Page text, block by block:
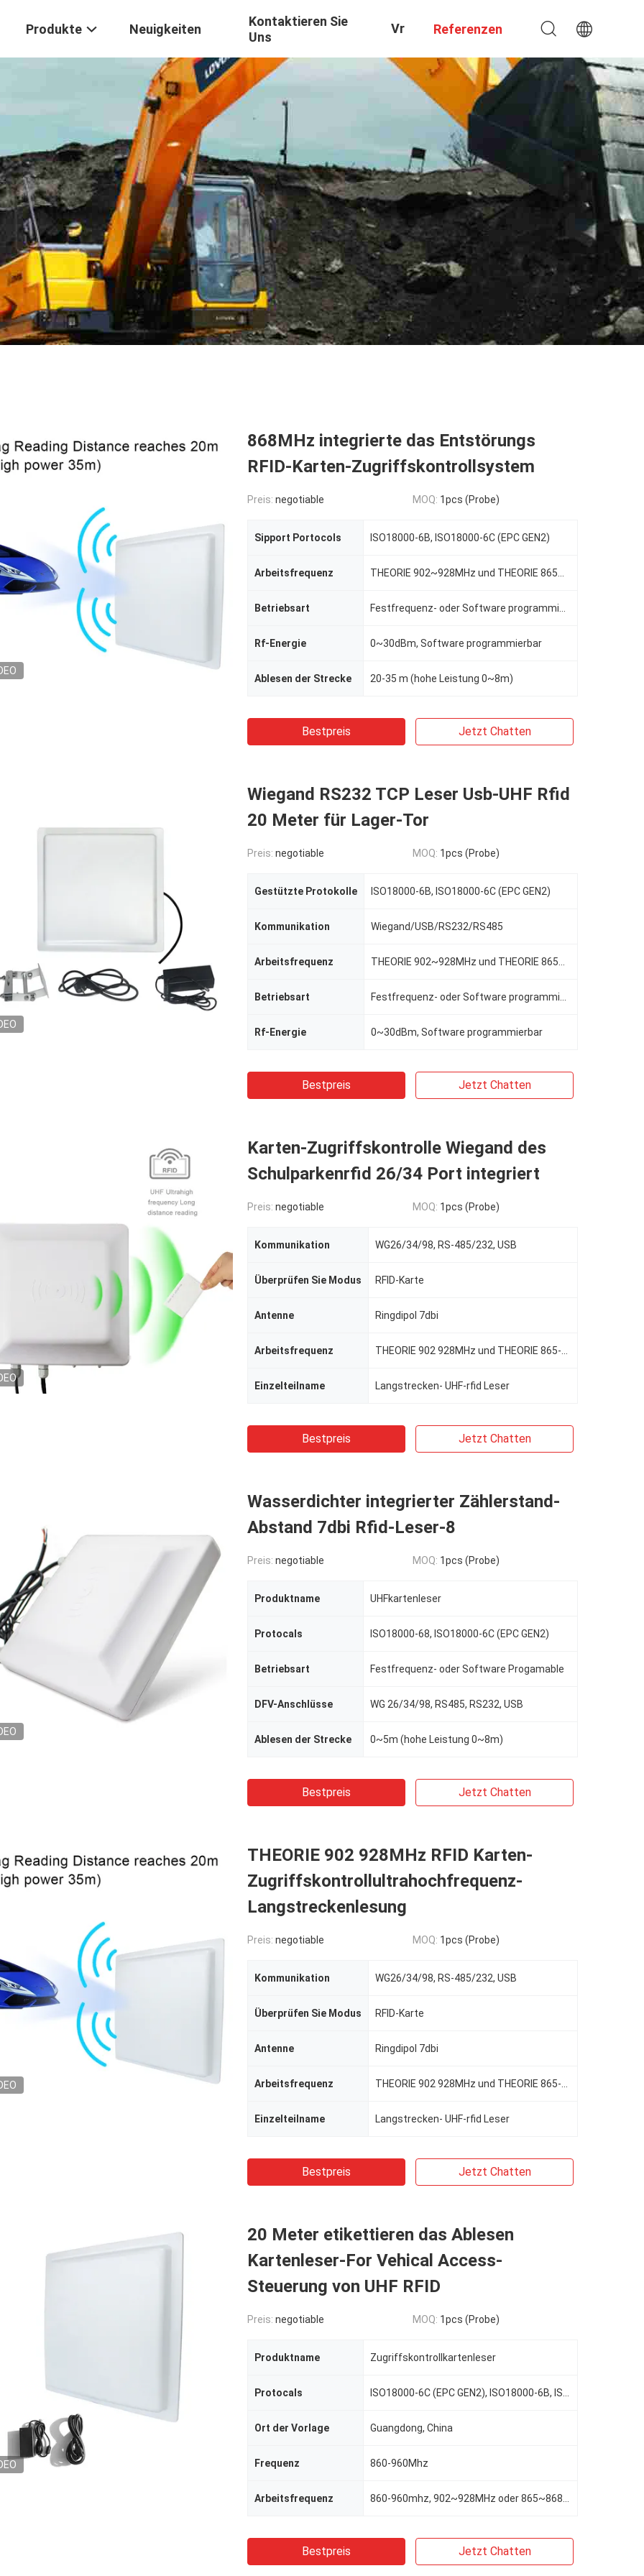
Produkte Neuigkeiten
Kontaktieren Sie
Uns
Vr Referenzen
868MHz integrierte das Entstörungs
RFID-Karten-Zugriffskontrollsystem
Preis: negotiable MOQ: 1pcs (Probe)
Sipport Portocols ISO18000-6B, ISO18000-6C (EPC GEN2)
Arbeitsfrequenz
Betriebsart
Rf-Energie 0~30dBm, Software programmierbar
Ablesen der Strecke 20-35 m (hohe Leistung 0~8m)
Bestpreis Jetzt Chatten
Wiegand RS232 TCP Leser Usb-UHF Rfid
20 Meter für Lager-Tor
Preis: negotiable MOQ: 1pcs (Probe)
Gestützte Protokolle ISO18000-6B, ISO18000-6C (EPC GEN2)
Kommunikation Wiegand/USB/RS232/RS485
Arbeitsfrequenz
Betriebsart
Rf-Energie 0~30dBm, Software programmierbar
Bestpreis Jetzt Chatten
Karten-Zugriffskontrolle Wiegand des
Schulparkenrfid 26/34 Port integriert
Preis: negotiable MOQ: 1pcs (Probe)
Kommunikation WG26/34/98, RS-485/232, USB
Überprüfen Sie Modus RFID-Karte
Antenne Ringdipol 7dbi
Arbeitsfrequenz
Einzelteilname Langstrecken- UHF-rfid Leser
Bestpreis Jetzt Chatten
Wasserdichter integrierter Zählerstand-
Abstand 7dbi Rfid-Leser-8
Preis: negotiable MOQ: 1pcs (Probe)
Produktname UHFkartenleser
Protocals ISO18000-68, ISO18000-6C (EPC GEN2)
Betriebsart Festfrequenz- oder Software Progamable
DFV-Anschlüsse WG 26/34/98, RS485, RS232, USB
Ablesen der Strecke 0~5m (hohe Leistung 0~8m)
Bestpreis Jetzt Chatten
THEORIE 902 928MHz RFID Karten-
Zugriffskontrollultrahochfrequenz-
Langstreckenlesung
Preis: negotiable MOQ: 1pcs (Probe)
Kommunikation WG26/34/98, RS-485/232, USB
Überprüfen Sie Modus RFID-Karte
Antenne Ringdipol 7dbi
Arbeitsfrequenz
Einzelteilname Langstrecken- UHF-rfid Leser
Bestpreis Jetzt Chatten
20 Meter etikettieren das Ablesen
Kartenleser-For Vehical Access-
Steuerung von UHF RFID
Preis: negotiable MOQ: 1pcs (Probe)
Produktname Zugriffskontrollkartenleser
Protocals
Ort der Vorlage Guangdong, China
Frequenz 860-960Mhz
Arbeitsfrequenz
Bestpreis Jetzt Chatten